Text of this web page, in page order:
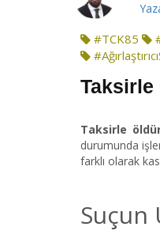
#TCK85
Taksirle
Taksirle
durumunda
farklı olarak
Suçun